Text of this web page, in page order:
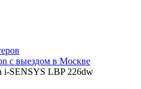
с выездом в Москве
i-SENSYS LBP 226dw